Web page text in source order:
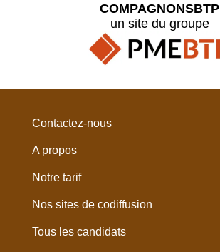
COMPAGNONSBTP
un site du groupe
Contactez-nous
A propos
Notre tarif
Nos sites de codiffusion
Tous les candidats